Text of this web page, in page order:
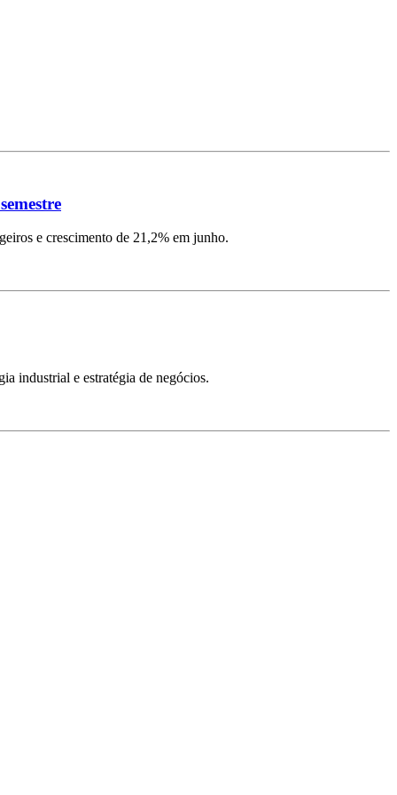
e crescimento de 21,2% em junho.
industrial e estratégia de negócios.